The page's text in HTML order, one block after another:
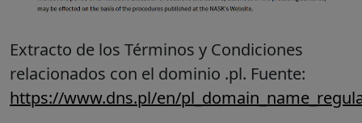
Extracto de los Términos y Condiciones
relacionados con el dominio .pl. Fuente:
https://www.dns.pl/en/